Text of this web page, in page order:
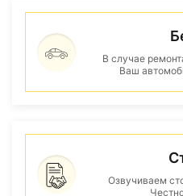
В случае
Ваш
Озвучиваем